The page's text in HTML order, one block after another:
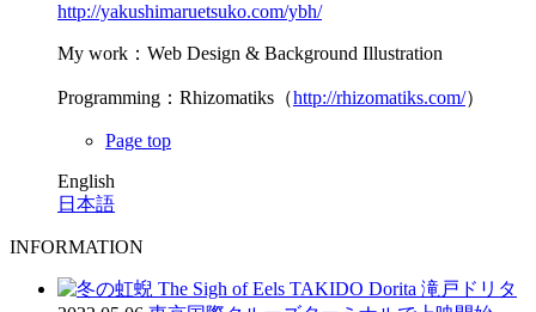
http://yakushimaruetsuko.com/ybh/
My work ： Web Design & Background Illustration
Programming：Rhizomatiks（http://rhizomatiks.com/）
Page top
English
日本語
INFORMATION